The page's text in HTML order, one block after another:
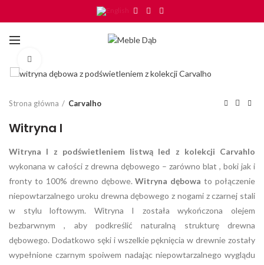
Strona główna Carvalho
Witryna I
Witryna I z podświetleniem listwą led z kolekcji Carvahlo
wykonana w całości z drewna dębowego – zarówno blat , boki jak i
fronty to 100% drewno dębowe.Witryna dębowa to połączenie
niepowtarzalnego uroku drewna dębowego z nogami z czarnej stali
w stylu loftowym. Witryna I została wykończona olejem
bezbarwnym , aby podkreślić naturalną strukturę drewna
dębowego. Dodatkowo sęki i wszelkie pęknięcia w drewnie zostały
wypełnione czarnym spoiwem nadając niepowtarzalnego wyglądu